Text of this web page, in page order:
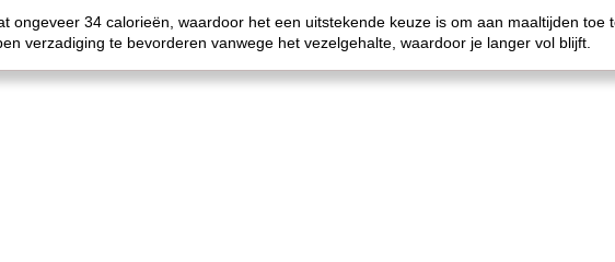
ongeveer 34 calorieën, waardoor het een uitstekende keuze is om aan maaltijden toe
verzadiging te bevorderen vanwege het vezelgehalte, waardoor je langer vol blijft.